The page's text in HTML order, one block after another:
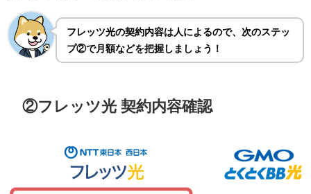
フレッツ光の契約内容は人によるので、次のステッ
プ②で月額などを把握しましょう！
②フレッツ光 契約内容確認